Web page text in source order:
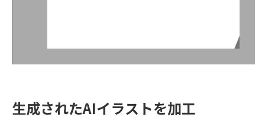
生成されたAIイラストを加工